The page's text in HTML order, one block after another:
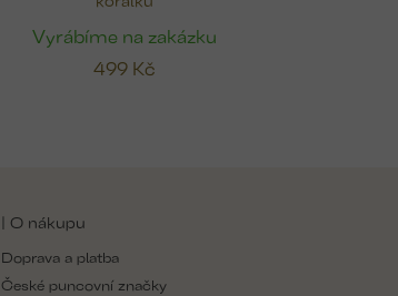
Vyrábíme na zakázku
499 Kč
| O nákupu
Doprava a platba
České puncovní značky